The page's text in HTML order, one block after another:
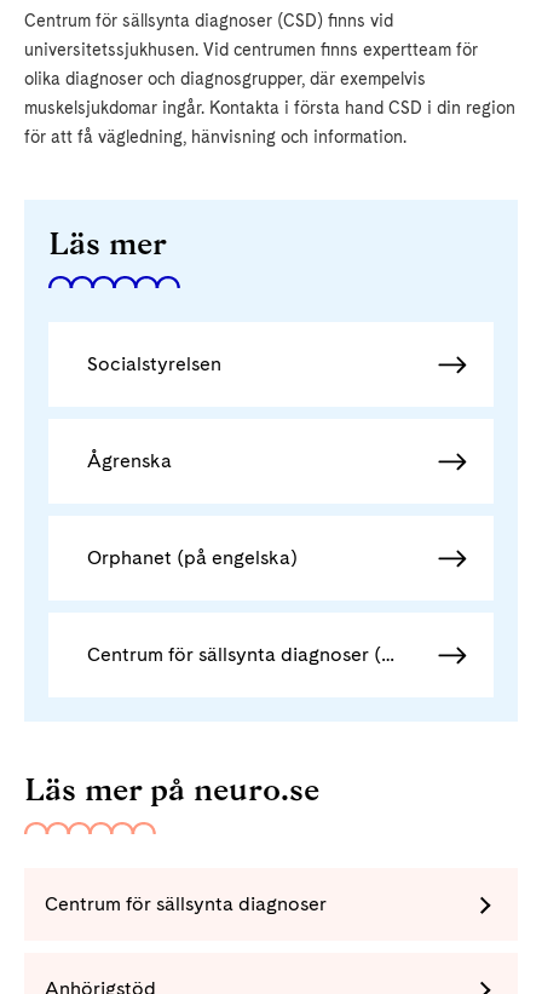
Centrum för sällsynta diagnoser (CSD) finns vid
universitetssjukhusen. Vid centrumen finns expertteam för
olika diagnoser och diagnosgrupper, där exempelvis
muskelsjukdomar ingår. Kontakta i första hand CSD i din region
för att få vägledning, hänvisning och information.
Läs mer
Socialstyrelsen
Ågrenska
Orphanet (på engelska)
Centrum för sällsynta diagnoser (CSD) - csdsamverkan.se
Läs mer på neuro.se
Centrum för sällsynta diagnoser
Anhörigstöd